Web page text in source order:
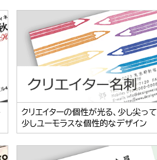
クリエイターの個性が光る、少し尖って
少しユーモラスな個性的なデザイン